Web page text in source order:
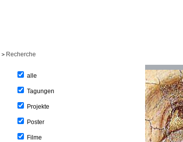
> Recherche
alle
Tagungen
Projekte
Poster
Filme